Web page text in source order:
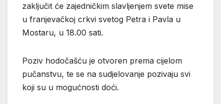
zaključit će zajedničkim slavljenjem svete mise
u franjevačkoj crkvi svetog Petra i Pavla u
Mostaru, u 18.00 sati.
Poziv hodočašću je otvoren prema cijelom
pučanstvu, te se na sudjelovanje pozivaju svi
koji su u mogućnosti doći.